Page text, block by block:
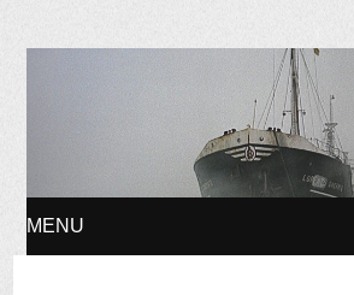
Osvaldo Manuel
Silvestre
MENU